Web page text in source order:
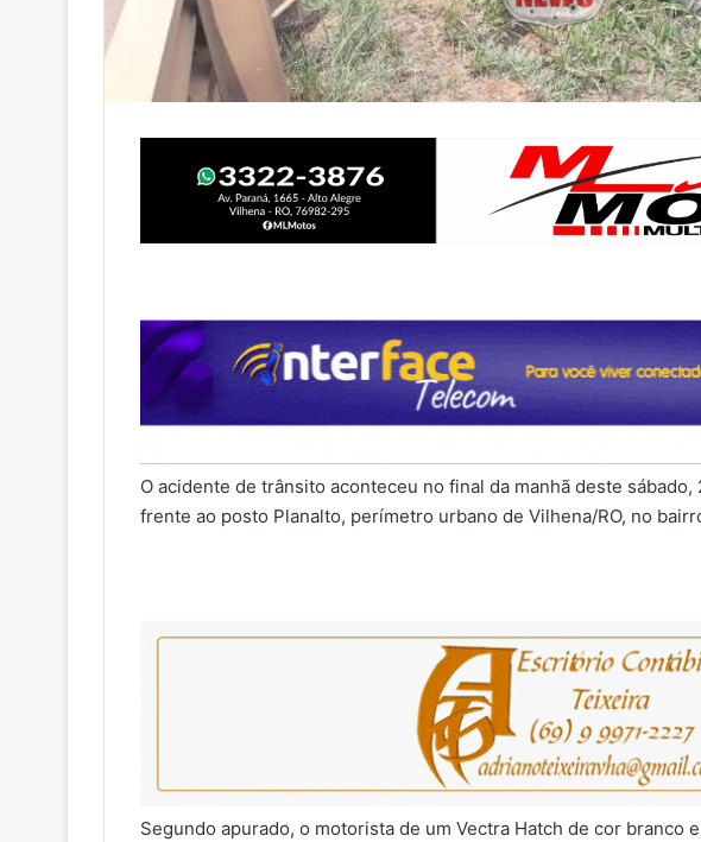
O acidente de trânsito aconteceu no final da manhã deste
frente ao posto Planalto, perímetro urbano de Vilhena/RO, no
Segundo apurado, o motorista de um Vectra Hatch de cor branco